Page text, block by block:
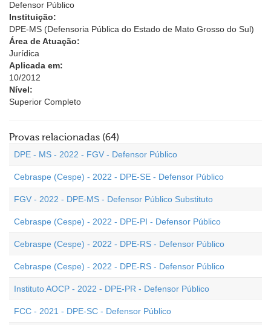
Defensor Público
Instituição:
DPE-MS (Defensoria Pública do Estado de Mato Grosso do Sul)
Área de Atuação:
Jurídica
Aplicada em:
10/2012
Nível:
Superior Completo
Provas relacionadas (64)
DPE - MS - 2022 - FGV - Defensor Público
Cebraspe (Cespe) - 2022 - DPE-SE - Defensor Público
FGV - 2022 - DPE-MS - Defensor Público Substituto
Cebraspe (Cespe) - 2022 - DPE-PI - Defensor Público
Cebraspe (Cespe) - 2022 - DPE-RS - Defensor Público
Cebraspe (Cespe) - 2022 - DPE-RS - Defensor Público
Instituto AOCP - 2022 - DPE-PR - Defensor Público
FCC - 2021 - DPE-SC - Defensor Público